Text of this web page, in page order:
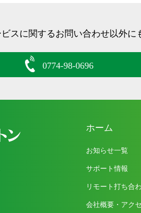
スに関するお問い合わせ以外に
0774-98-0696
ホーム
お知らせ一覧
サポート情報
リモート打ち合
会社概要・アク